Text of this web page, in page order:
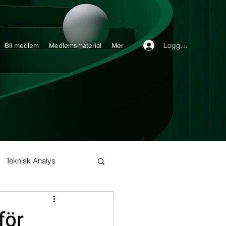
Teknisk Analys
Buy and Hold
Bli medlem Medlemsmaterial Mer Logga in